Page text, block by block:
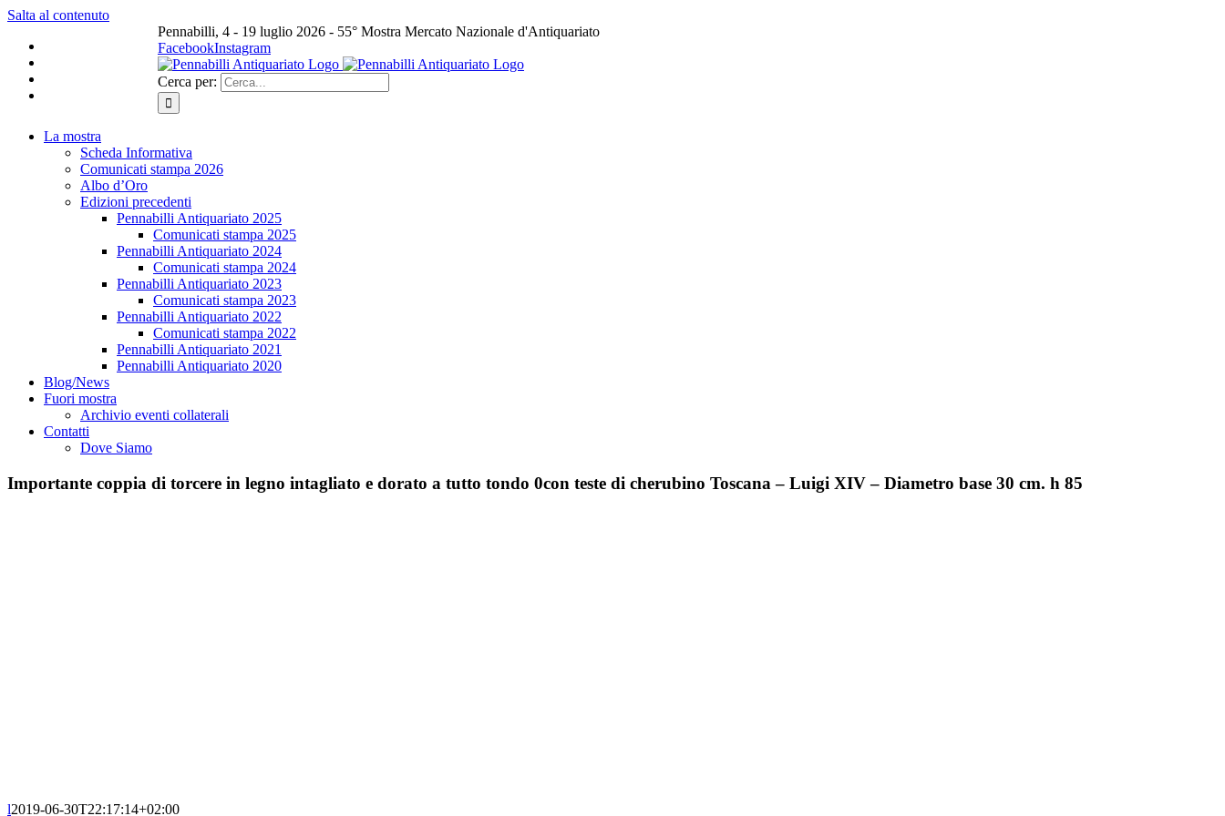
Salta al contenuto
Pennabilli, 4 - 19 luglio 2026 - 55° Mostra Mercato Nazionale d'Antiquariato
FacebookInstagram
Cerca per:
La mostra
Scheda Informativa
Comunicati stampa 2026
Albo d’Oro
Edizioni precedenti
Pennabilli Antiquariato 2025
Comunicati stampa 2025
Pennabilli Antiquariato 2024
Comunicati stampa 2024
Pennabilli Antiquariato 2023
Comunicati stampa 2023
Pennabilli Antiquariato 2022
Comunicati stampa 2022
Pennabilli Antiquariato 2021
Pennabilli Antiquariato 2020
Blog/News
Fuori mostra
Archivio eventi collaterali
Contatti
Dove Siamo
Importante coppia di torcere in legno intagliato e dorato a tutto tondo 0con teste di cherubino Toscana – Luigi XIV – Diametro base 30 cm. h 85
l2019-06-30T22:17:14+02:00